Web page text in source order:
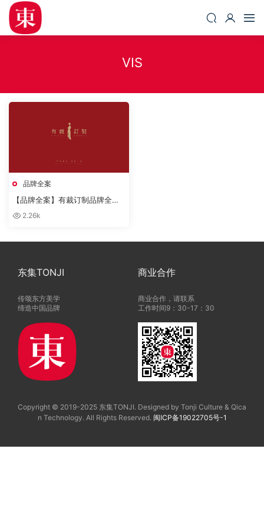
VIS
品牌全案
【品牌全案】有裁订制品牌全案
设计2.26k
东集TONJI
传颂东方美学
缔造中国品牌
商业合作
商业合作，请联系
工作时间9：30-17：30
Copyright © 2019-2025 东集TONJI. Designed by Tonji Culture & Qica
n Technology. All Rights Reserved. 闽ICP备19022705号-1